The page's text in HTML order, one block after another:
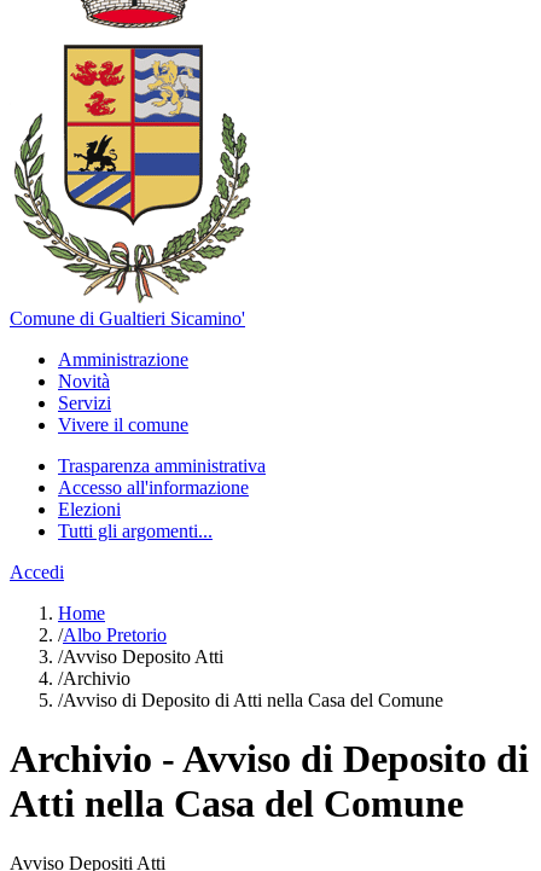
Comune di Gualtieri Sicamino'
Amministrazione
Novità
Servizi
Vivere il comune
Trasparenza amministrativa
Accesso all'informazione
Elezioni
Tutti gli argomenti...
Accedi
Home
/Albo Pretorio
/Avviso Deposito Atti
/Archivio
/Avviso di Deposito di Atti nella Casa del Comune
Archivio - Avviso di Deposito di
Atti nella Casa del Comune
Avviso Depositi Atti